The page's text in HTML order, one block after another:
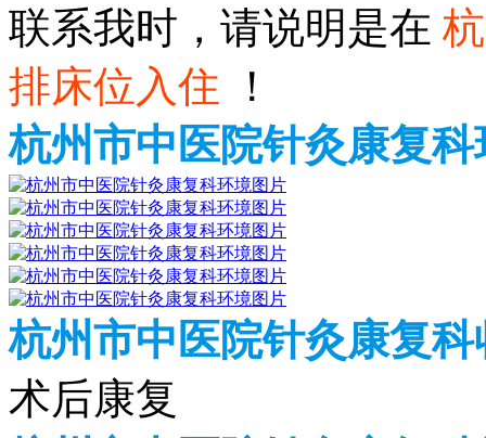
联系我时，请说明是在
排床位入住 ！
杭州市中医院针灸康复
杭州市中医院针灸康复
术后康复